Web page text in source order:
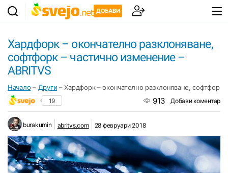
ДОБАВИ
Хардфорк – окончателно разклоняване,
софтфорк – частично изменение –
ABRITVS
Начало – Други –Хардфорк – окончателно разклоняване, софтфорк
19 913 Добави коментар
burakumin abritvs.com 28 февруари 2018